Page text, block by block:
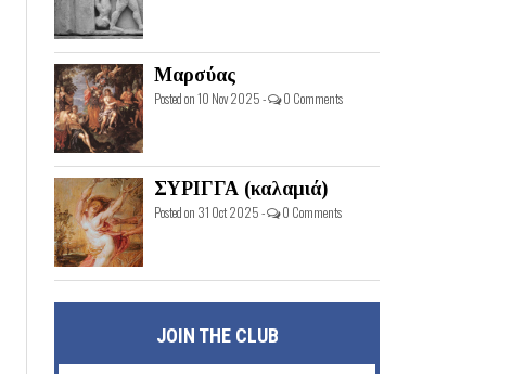
Μαρσύας
Posted on 10 Nov 2025 - 0 Comments
ΣΥΡΙΓΓΑ (καλαμιά)
Posted on 31 Oct 2025 - 0 Comments
JOIN THE CLUB